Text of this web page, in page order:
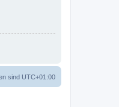
sind UTC+01:00